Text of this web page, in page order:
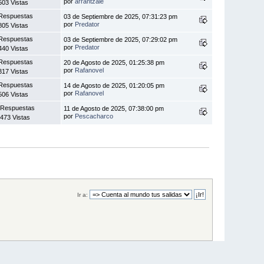
Vistas
Vistas
03 de Septiembre de 2025, 07:31:23 pm
por Predator
Vistas
03 de Septiembre de 2025, 07:29:02 pm
por Predator
Vistas
20 de Agosto de 2025, 01:25:38 pm
por Rafanovel
Vistas
14 de Agosto de 2025, 01:20:05 pm
por Rafanovel
Vistas
11 de Agosto de 2025, 07:38:00 pm
por Pescacharco
Ir a: